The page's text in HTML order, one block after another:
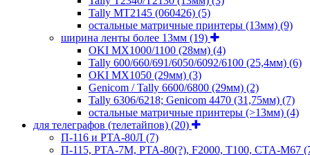
Tally MT2145 (060426) (5)
остальные матричные принтеры (13мм) (9)
ширина ленты более 13мм (19)
OKI MX1000/1100 (28мм) (4)
Tally 600/660/691/6050/6092/6100 (25,4мм) (6)
OKI MX1050 (29мм) (3)
Genicom / Tally 6600/6800 (29мм) (2)
Tally 6306/6218; Genicom 4470 (31,75мм) (7)
остальные матричные принтеры (>13мм) (4)
для телеграфов (телетайпов) (20)
П-116 и РТА-80Л (7)
П-115, РТА-7М, РТА-80(?), F2000, T100, СТА-М67